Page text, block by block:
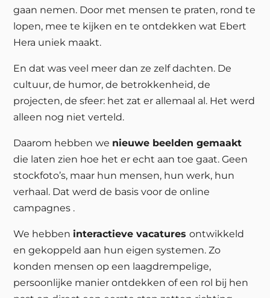
gaan nemen. Door met mensen te praten, rond te
lopen, mee te kijken en te ontdekken wat Ebert
Hera uniek maakt.
En dat was veel meer dan ze zelf dachten. De
cultuur, de humor, de betrokkenheid, de
projecten, de sfeer: het zat er allemaal al. Het werd
alleen nog niet verteld.
Daarom hebben we nieuwe beelden gemaakt
die laten zien hoe het er echt aan toe gaat. Geen
stockfoto’s, maar hun mensen, hun werk, hun
verhaal. Dat werd de basis voor de online
campagnes .
We hebben interactieve vacaturesontwikkeld
en gekoppeld aan hun eigen systemen. Zo
konden mensen op een laagdrempelige,
persoonlijke manier ontdekken of een rol bij hen